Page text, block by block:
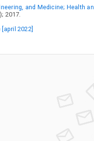
and Medicine; Health
2017.
2022]